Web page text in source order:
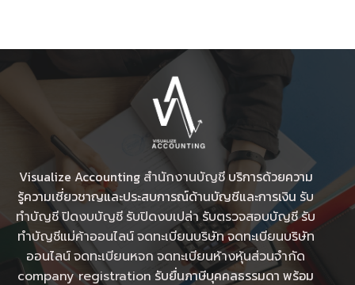
Visualize Accounting สำนักงานบัญชีบริการด้วยความ
รู้ความเชี่ยวชาญและประสบการณ์ด้านบัญชีและการเงิน รับ
ทำบัญชีปิดงบบัญชี รับปิดงบเปล่า รับตรวจสอบบัญชีรับ
ทําบัญชีแม่ค้าออนไลน์จดทะเบียนบริษัทจดทะเบียนบริษัท
ออนไลน์จดทะเบียนหจก จดทะเบียนห้างหุ้นส่วนจำกัด
company registration รับยื่นภาษีบุคคลธรรมดา พร้อม